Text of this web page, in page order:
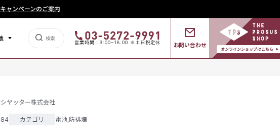
ャンペーンのご案内
営業時間：9:00~18:00 ※土日祝定休 お問い合わせ
ヤッター株式会社
カテゴリ 電池,防排煙